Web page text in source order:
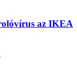
az IKEA